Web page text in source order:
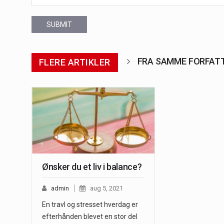
SUBMIT
FLERE ARTIKLER FRA SAMME
Ønsker du et liv i balance?
admin aug 5, 2021
En travl og stresset hverdag er
efterhånden blevet en stor del